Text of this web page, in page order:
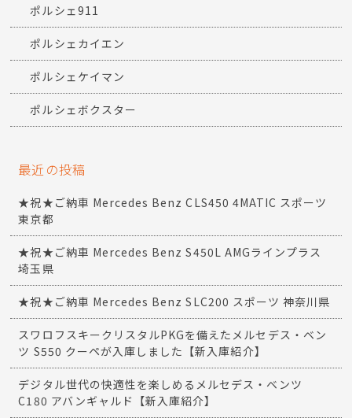
ポルシェ911
ポルシェカイエン
ポルシェケイマン
ポルシェボクスター
最近の投稿
★祝★ご納車 Mercedes Benz CLS450 4MATIC スポーツ
東京都
★祝★ご納車 Mercedes Benz S450L AMGラインプラス
埼玉県
★祝★ご納車 Mercedes Benz SLC200 スポーツ 神奈川県
スワロフスキークリスタルPKGを備えたメルセデス・ベン
ツ S550 クーペが入庫しました【新入庫紹介】
デジタル世代の快適性を楽しめるメルセデス・ベンツ
C180 アバンギャルド【新入庫紹介】